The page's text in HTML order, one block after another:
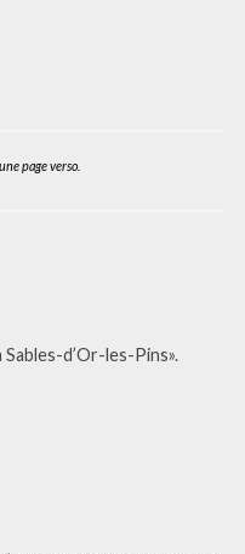
page verso.
d’Or-les-Pins».